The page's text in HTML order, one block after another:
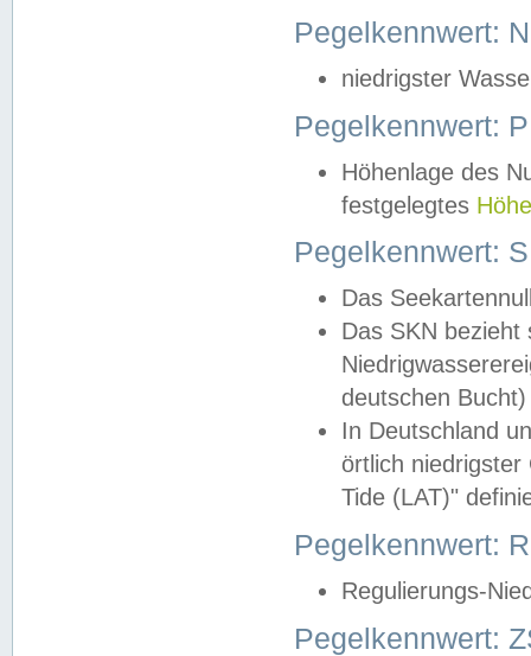
Pegelkennwert:
niedrigster
Pegelkennwert:
Höhenlage des
festgelegtes
Pegelkennwert:
Das
Das SKN
deutschen
In Deutschland
örtlich
Tide (LAT)"
Pegelkennwert:
Regulierungs-
Pegelkennwert: